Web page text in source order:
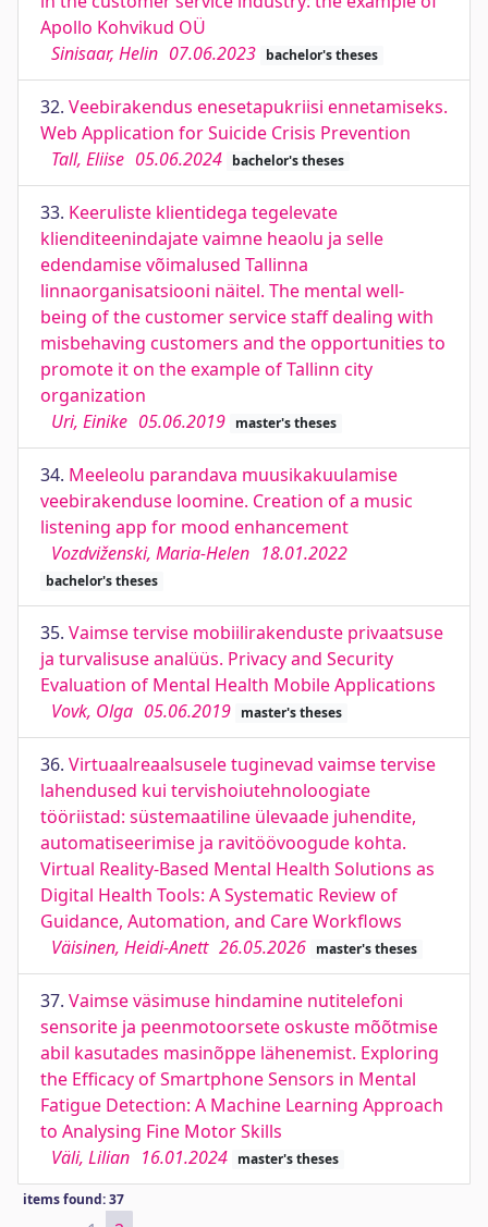
Apollo Kohvikud OÜ
Sinisaar, Helin 07.06.2023 bachelor's theses
32. Veebirakendus enesetapukriisi ennetamiseks.
Web Application for Suicide Crisis Prevention
Tall, Eliise 05.06.2024 bachelor's theses
33. Keeruliste klientidega tegelevate
klienditeenindajate vaimne heaolu ja selle
edendamise võimalused Tallinna
linnaorganisatsiooni näitel. The mental well-
being of the customer service staff dealing with
misbehaving customers and the opportunities to
promote it on the example of Tallinn city
organization
Uri, Einike 05.06.2019 master's theses
34. Meeleolu parandava muusikakuulamise
veebirakenduse loomine. Creation of a music
listening app for mood enhancement
Vozdviženski, Maria-Helen 18.01.2022
bachelor's theses
35. Vaimse tervise mobiilirakenduste privaatsuse
ja turvalisuse analüüs. Privacy and Security
Evaluation of Mental Health Mobile Applications
Vovk, Olga 05.06.2019 master's theses
36. Virtuaalreaalsusele tuginevad vaimse tervise
lahendused kui tervishoiutehnoloogiate
tööriistad: süstemaatiline ülevaade juhendite,
automatiseerimise ja ravitöövoogude kohta.
Virtual Reality-Based Mental Health Solutions as
Digital Health Tools: A Systematic Review of
Guidance, Automation, and Care Workflows
Väisinen, Heidi-Anett 26.05.2026 master's theses
37. Vaimse väsimuse hindamine nutitelefoni
sensorite ja peenmotoorsete oskuste mõõtmise
abil kasutades masinõppe lähenemist. Exploring
the Efficacy of Smartphone Sensors in Mental
Fatigue Detection: A Machine Learning Approach
to Analysing Fine Motor Skills
Väli, Lilian 16.01.2024 master's theses
items found: 37